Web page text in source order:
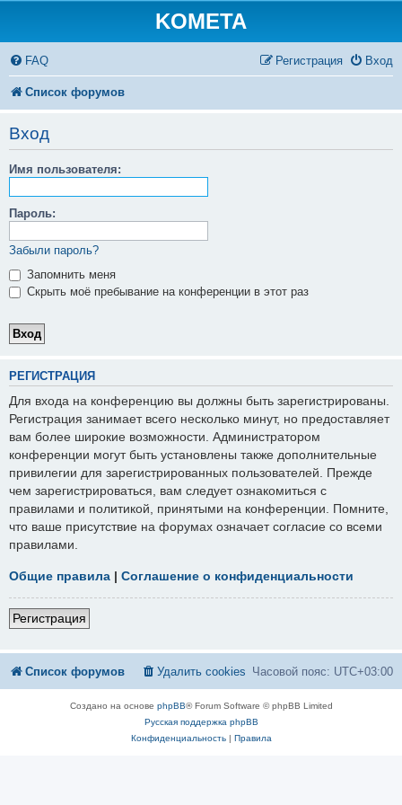
KOMETA
FAQ Вход
Регистрация
Список форумов
Вход
Имя пользователя:
Пароль:
Забыли пароль?
Запомнить меня
Скрыть моё пребывание на конференции в этот раз
РЕГИСТРАЦИЯ
Для входа на конференцию вы должны быть зарегистрированы.
Регистрация занимает всего несколько минут, но предоставляет
вам более широкие возможности. Администратором
конференции могут быть установлены также дополнительные
привилегии для зарегистрированных пользователей. Прежде
чем зарегистрироваться, вам следует ознакомиться с
правилами и политикой, принятыми на конференции. Помните,
что ваше присутствие на форумах означает согласие со всеми
правилами.
Общие правила | Соглашение о конфиденциальности
Регистрация
Список форумов Часовой пояс: UTC+03:00
Удалить cookies
Создано на основе phpBB® Forum Software © phpBB Limited
Русская поддержка phpBB
Конфиденциальность| Правила